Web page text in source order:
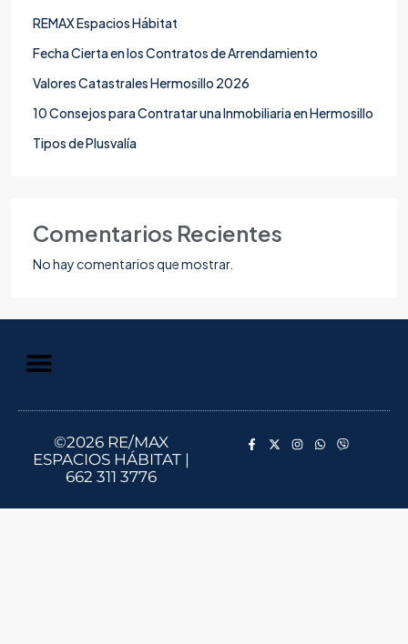
REMAX Espacios Hábitat
Fecha Cierta en los Contratos de Arrendamiento
Valores Catastrales Hermosillo 2026
10 Consejos para Contratar una Inmobiliaria en Hermosillo
Tipos de Plusvalía
Comentarios Recientes
No hay comentarios que mostrar.
©2026 RE/MAX
ESPACIOS HÁBITAT |
662 311 3776